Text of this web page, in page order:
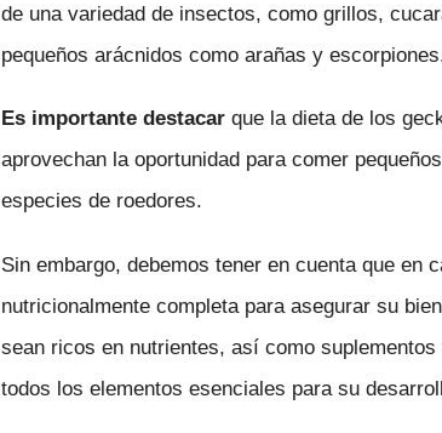
de una variedad de insectos, como grillos,
pequeños arácnidos como arañas y
Es importante destacar que la dieta de los
aprovechan la oportunidad para comer
especies de roedores.
Sin embargo, debemos tener en cuenta que en
nutricionalmente completa para asegurar su
sean ricos en nutrientes, así como
todos los elementos esenciales para su